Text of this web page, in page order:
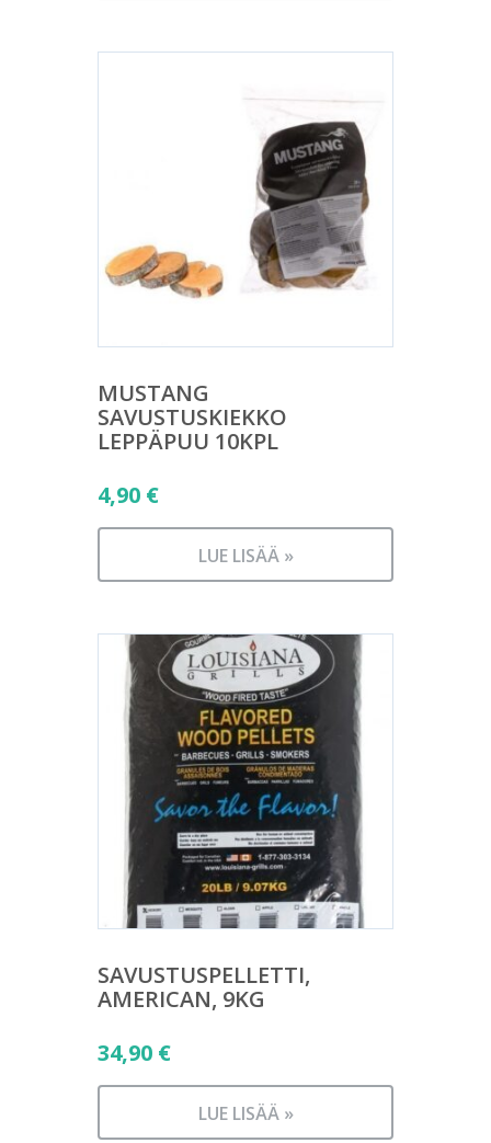
MUSTANG
SAVUSTUSKIEKKO
LEPPÄPUU 10KPL
4,90 €
LUE LISÄÄ »
SAVUSTUSPELLETTI,
AMERICAN, 9KG
34,90 €
LUE LISÄÄ »